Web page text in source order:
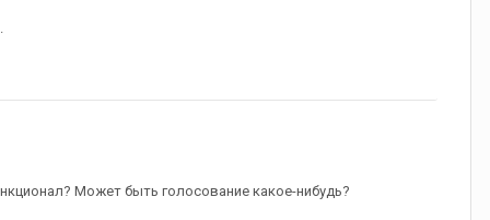
Может быть голосование какое-нибудь?